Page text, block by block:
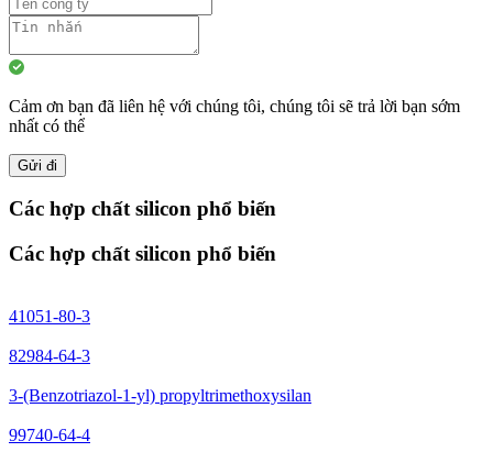
Cảm ơn bạn đã liên hệ với chúng tôi, chúng tôi sẽ trả lời bạn sớm
nhất có thể
Gửi đi
Các hợp chất silicon phổ biến
Các hợp chất silicon phổ biến
41051-80-3
82984-64-3
3-(Benzotriazol-1-yl) propyltrimethoxysilan
99740-64-4